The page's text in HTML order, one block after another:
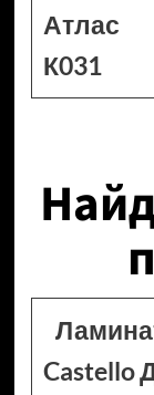
Атлас
К031
Castello